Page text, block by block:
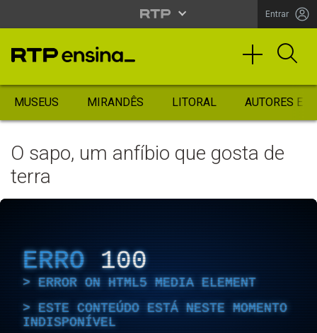
Entrar
MUSEUS MIRANDÊS LITORAL AUTORES
O sapo, um anfíbio que gosta de
terra
ERRO 100
ERROR ON HTML5 MEDIA ELEMENT
ESTE CONTEÚDO ESTÁ NESTE MOMENTO
INDISPONÍVEL